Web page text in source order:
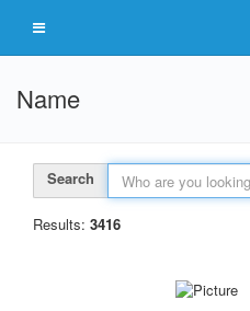
Name
Search
Results: 3416